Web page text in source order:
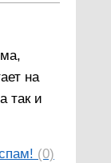
на
так и
(0)